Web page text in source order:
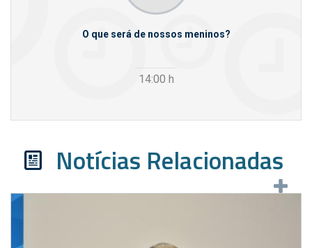
O que será de nossos meninos?
14:00 h
Notícias Relacionadas